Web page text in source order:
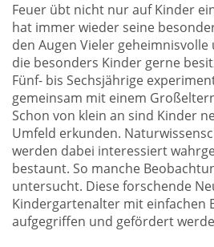
Feuer übt nicht nur auf Kinder
hat immer wieder seine
den Augen Vieler
die besonders Kinder gerne
Fünf- bis Sechsjährige
gemeinsam mit einem
Schon von klein an sind Kinder
Umfeld erkunden.
werden dabei interessiert
bestaunt. So manche
untersucht. Diese forschende
Kindergartenalter mit einfachen
aufgegriffen und gefördert